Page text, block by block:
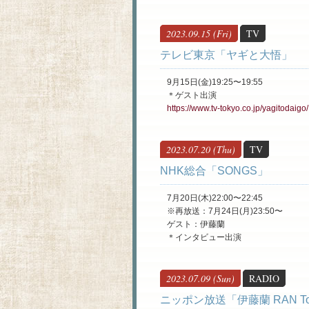
2023.09.15 (Fri) TV
テレビ東京「ヤギと大悟」
9月15日(金)19:25〜19:55
＊ゲスト出演
https://www.tv-tokyo.co.jp/yagitodaigo/
2023.07.20 (Thu) TV
​NHK総合「SONGS」
7月20日(木)22:00〜22:45
※再放送：7月24日(月)23:50〜
ゲスト：伊藤蘭
＊インタビュー出演
2023.07.09 (Sun) RADIO
ニッポン放送「伊藤蘭 RAN